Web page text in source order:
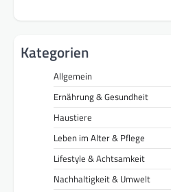
Kategorien
Allgemein
Ernährung & Gesundheit
Haustiere
Leben im Alter & Pflege
Lifestyle & Achtsamkeit
Nachhaltigkeit & Umwelt